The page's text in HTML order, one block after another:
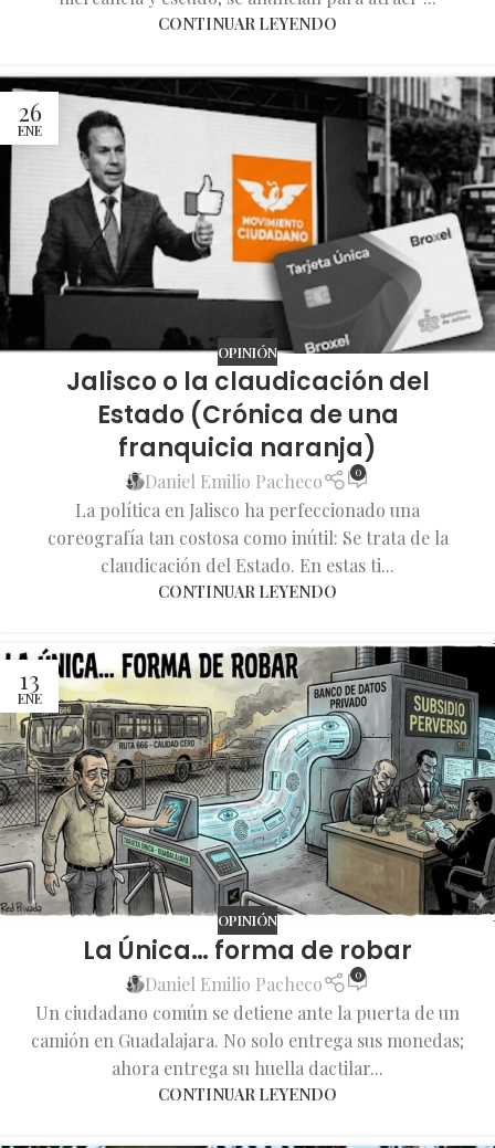
CONTINUAR LEYENDO
26
ENE
OPINIÓN
Jalisco o la claudicación del
Estado (Crónica de una
franquicia naranja)
Daniel Emilio Pacheco 0
La política en Jalisco ha perfeccionado una
coreografía tan costosa como inútil: Se trata de la
claudicación del Estado. En estas ti...
CONTINUAR LEYENDO
13
ENE
OPINIÓN
La Única… forma de robar
Daniel Emilio Pacheco 0
Un ciudadano común se detiene ante la puerta de un
camión en Guadalajara. No solo entrega sus monedas;
ahora entrega su huella dactilar...
CONTINUAR LEYENDO